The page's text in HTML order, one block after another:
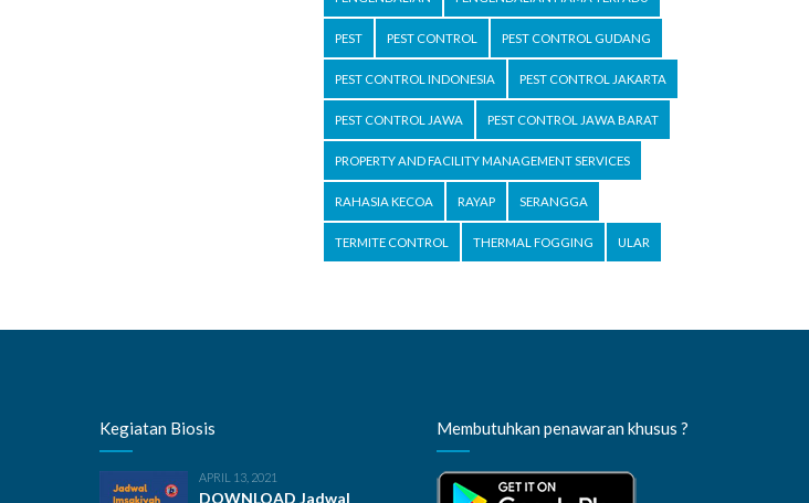
PEST PEST CONTROL PEST CONTROL GUDANG
PEST CONTROL INDONESIA PEST CONTROL JAKARTA
PEST CONTROL JAWA PEST CONTROL JAWA BARAT
PROPERTY AND FACILITY MANAGEMENT SERVICES
RAHASIA KECOA RAYAP SERANGGA
TERMITE CONTROL THERMAL FOGGING ULAR
Kegiatan Biosis
APRIL 13, 2021
DOWNLOAD Jadwal
Membutuhkan penawaran khusus ?